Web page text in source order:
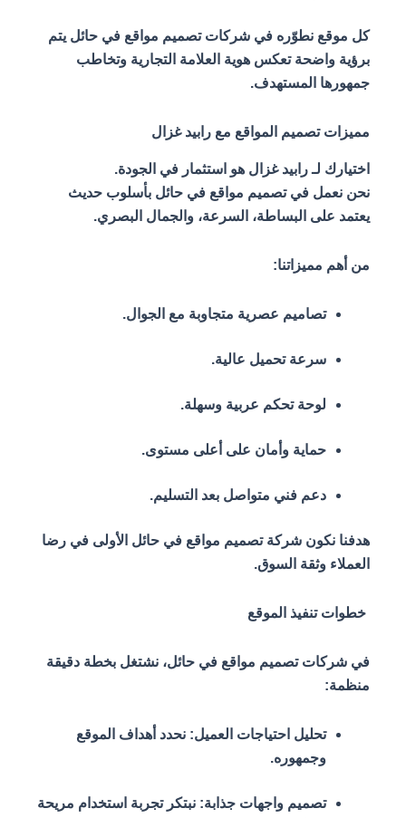
كل موقع نطوّره في شركات تصميم مواقع في حائل يتم
برؤية واضحة تعكس هوية العلامة التجارية وتخاطب
جمهورها المستهدف.
مميزات تصميم المواقع مع رابيد غزال
اختيارك لـ رابيد غزال هو استثمار في الجودة.
نحن نعمل في تصميم مواقع في حائل بأسلوب حديث
يعتمد على البساطة، السرعة، والجمال البصري.
من أهم مميزاتنا:
تصاميم عصرية متجاوبة مع الجوال.
سرعة تحميل عالية.
لوحة تحكم عربية وسهلة.
حماية وأمان على أعلى مستوى.
دعم فني متواصل بعد التسليم.
هدفنا نكون شركة تصميم مواقع في حائل الأولى في رضا
العملاء وثقة السوق.
خطوات تنفيذ الموقع
في شركات تصميم مواقع في حائل، نشتغل بخطة دقيقة
منظمة:
تحليل احتياجات العميل: نحدد أهداف الموقع
وجمهوره.
تصميم واجهات جذابة: نبتكر تجربة استخدام مريحة